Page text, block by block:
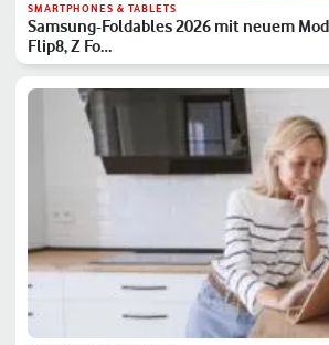
SMARTPHONES & TABLETS
Samsung-Foldables 2026 mit neuem
Flip8, Z Fo…